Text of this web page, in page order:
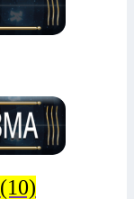
(10)